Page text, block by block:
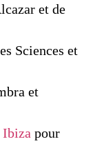
et de
Sciences et
et
Ibiza pour